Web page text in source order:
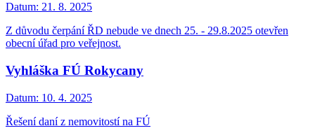
Datum: 21. 8. 2025
Z důvodu čerpání ŘD nebude ve dnech 25. - 29.8.2025 otevřen
obecní úřad pro veřejnost.
Vyhláška FÚ Rokycany
Datum: 10. 4. 2025
Řešení daní z nemovitostí na FÚ